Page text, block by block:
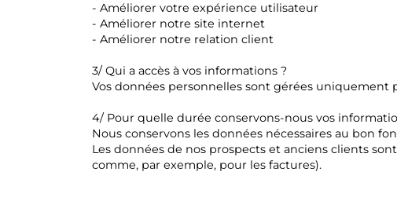
- Améliorer votre expérience utilisateur
- Améliorer notre site internet
- Améliorer notre relation client
3/ Qui a accès à vos informations ?
Vos données personnelles sont gérées uniquement
4/ Pour quelle durée conservons-nous vos
Nous conservons les données nécessaires au bon
Les données de nos prospects et anciens clients
comme, par exemple, pour les factures).